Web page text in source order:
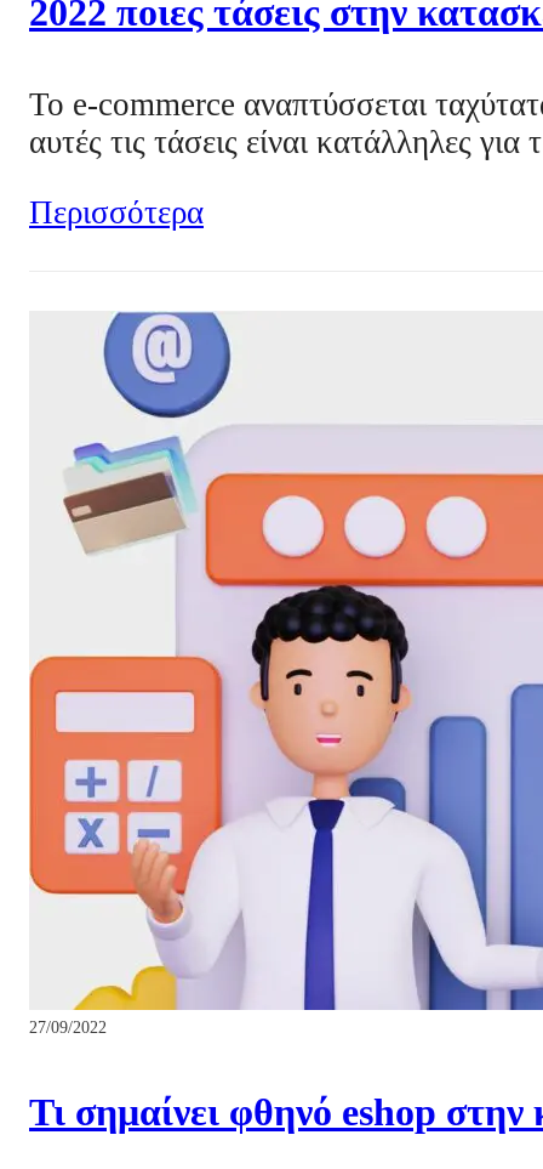
2022 ποιες τάσεις στην
Το e-commerce αναπτύσσεται
αυτές τις τάσεις είναι κατάλληλες
Περισσότερα
27/09/2022
Τι σημαίνει φθηνό eshop